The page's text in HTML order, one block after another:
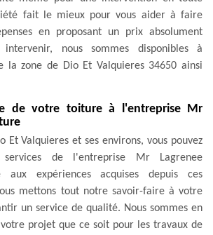
fait le mieux pour vous aider à faire
en proposant un prix absolument
nous sommes disponibles à
la zone de Dio Et Valquieres 34650 ainsi
de votre toiture à l'entreprise Mr
Et Valquieres et ses environs, vous pouvez
de l'entreprise Mr Lagrenee
aux expériences acquises depuis ces
mettons tout notre savoir-faire à votre
un service de qualité. Nous sommes en
projet que ce soit pour les travaux de